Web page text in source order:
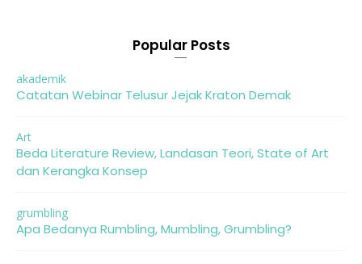
Popular Posts
akademik
Catatan Webinar Telusur Jejak Kraton Demak
Art
Beda Literature Review, Landasan Teori, State of Art
dan Kerangka Konsep
grumbling
Apa Bedanya Rumbling, Mumbling, Grumbling?